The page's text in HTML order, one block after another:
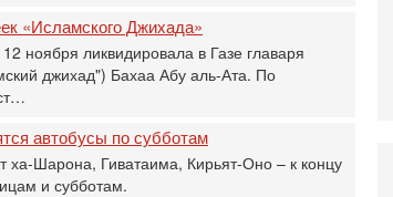
«Исламского Джихада»
ноября ликвидировала в Газе главаря
джихад") Бахаа Абу аль-Ата. По
автобусы по субботам
Шарона, Гиватаима, Кирьят-Оно – к концу
и субботам.